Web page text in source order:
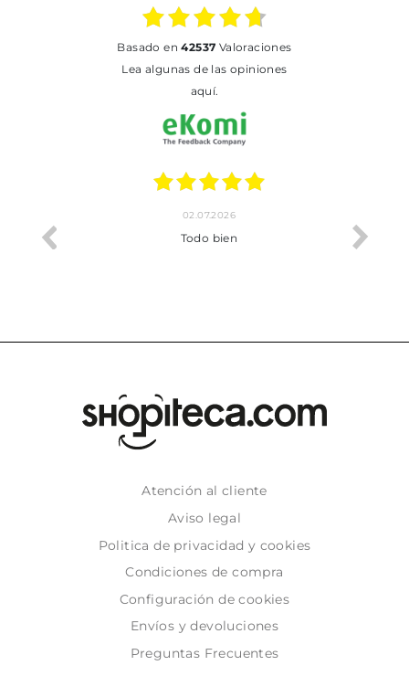
basado en42537 Valoraciones
Lea algunas de las opiniones
aquí.
02.07.2026
Todo bien
Atención al cliente
Aviso legal
Politica de privacidad y cookies
Condiciones de compra
Configuración de cookies
Envíos y devoluciones
Preguntas Frecuentes